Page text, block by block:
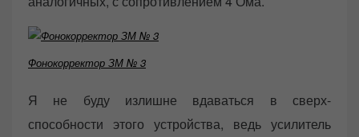
Фонокорректор ЗМ № 3
Я не буду излишне вдаваться в сверх-
способности этого устройства, ведь усилитель